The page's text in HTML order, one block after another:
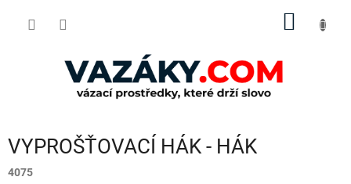
VYPROŠŤOVACÍ HÁK - HÁK
4075